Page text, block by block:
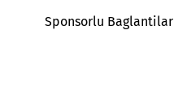
Sponsorlu Baglantilar